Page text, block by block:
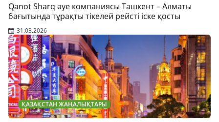
Qanot Sharq әуе компаниясы Ташкент – Алматы
бағытында тұрақты тікелей рейсті іске қосты
31.03.2026
ҚАЗАҚСТАН ЖАҢАЛЫҚТАРЫ